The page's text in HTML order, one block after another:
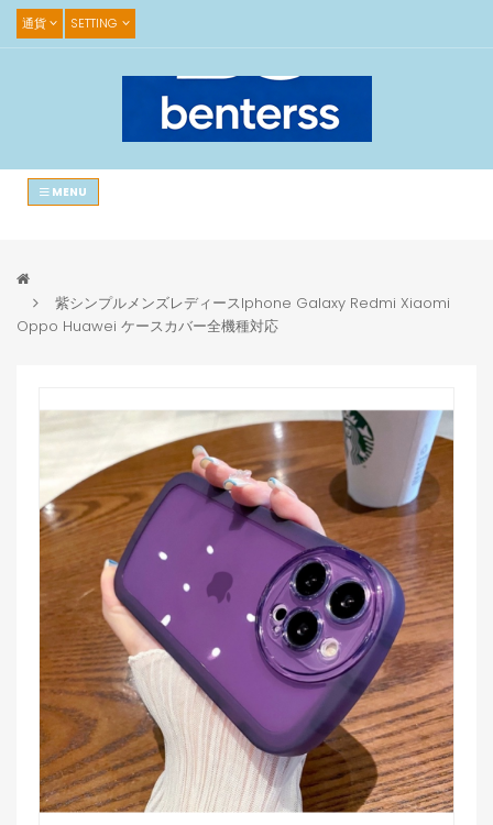
通貨 SETTING
MENU
紫シンプルメンズレディースIphone Galaxy Redmi Xiaomi
Oppo Huawei ケースカバー全機種対応